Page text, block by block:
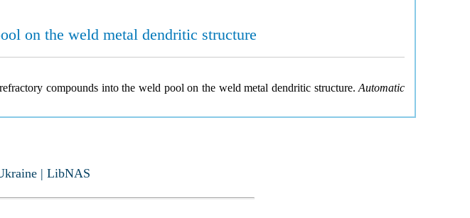
on the weld metal dendritic structure
compounds into the weld pool on the weld metal dendritic structure.Automatic
| LibNAS